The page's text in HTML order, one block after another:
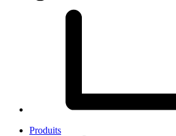
Produits